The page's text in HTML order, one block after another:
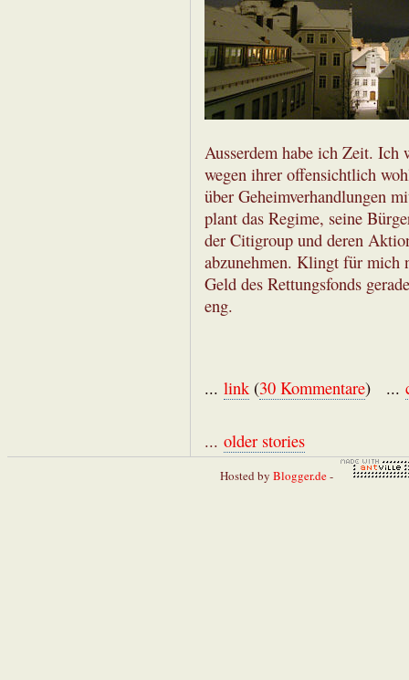
Ausserdem habe ich Zeit. Ich
wegen ihrer offensichtlich
über Geheimverhandlungen
plant das Regime, seine
der Citigroup und deren
abzunehmen. Klingt für mich
Geld des Rettungsfonds
eng.
... link(30 Kommentare) ...
... older stories
Hosted by Blogger.de-